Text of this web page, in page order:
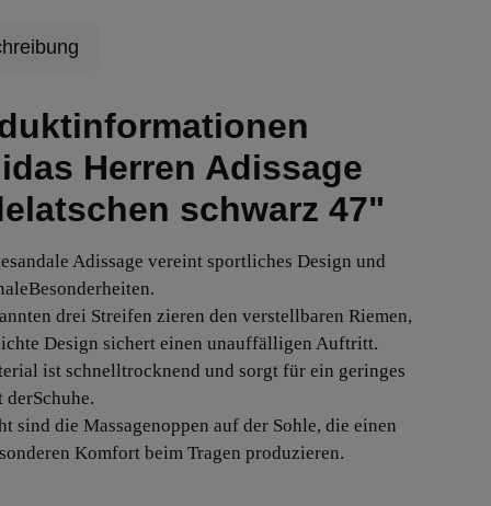
Herren Adissage
schwarz 47"
Adissage vereint sportliches Design und
drei Streifen zieren den verstellbaren Riemen,
Design sichert einen unauffälligen Auftritt.
ist schnelltrocknend und sorgt für ein geringes
derSchuhe.
sind die Massagenoppen auf der Sohle, die einen
Komfort beim Tragen produzieren.